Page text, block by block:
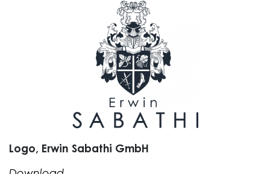
Logo, Erwin Sabathi GmbH